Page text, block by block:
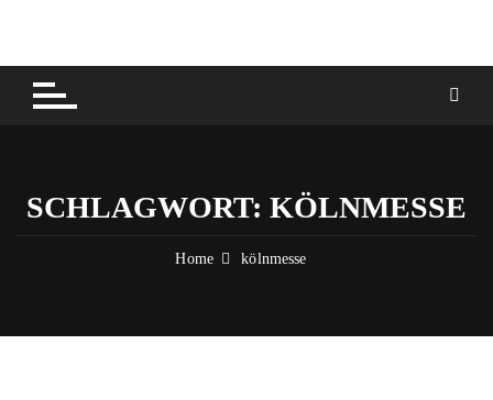
content
SCHLAGWORT: KÖLNMESSE
Home kölnmesse